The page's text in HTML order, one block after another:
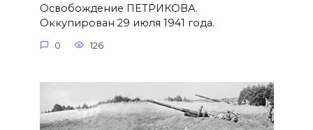
Освобождение ПЕТРИКОВА.
Оккупирован 29 июля 1941 года.
0 126